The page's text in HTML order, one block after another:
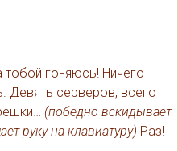
гоняюсь! Ничего-
Девять серверов, всего
(победно вскидывает
руку на клавиатуру) Раз!